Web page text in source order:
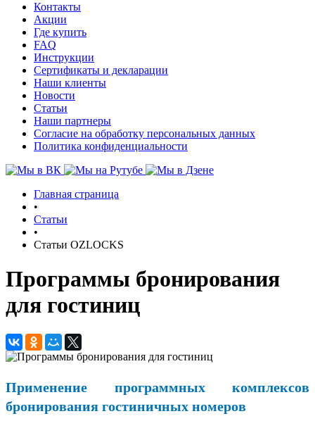
Контакты
Акции
Где купить
FAQ
Инструкции
Сертификаты и декларации
Наши клиенты
Новости
Статьи
Наши партнеры
Согласие на обработку персональных данных
Политика конфиденциальности
Главная страница
•
Статьи
•
Статьи OZLOCKS
Программы бронирования
для гостиниц
Применение программных комплексов
бронирования гостиничных номеров